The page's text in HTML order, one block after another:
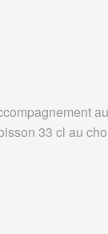
33 cl au